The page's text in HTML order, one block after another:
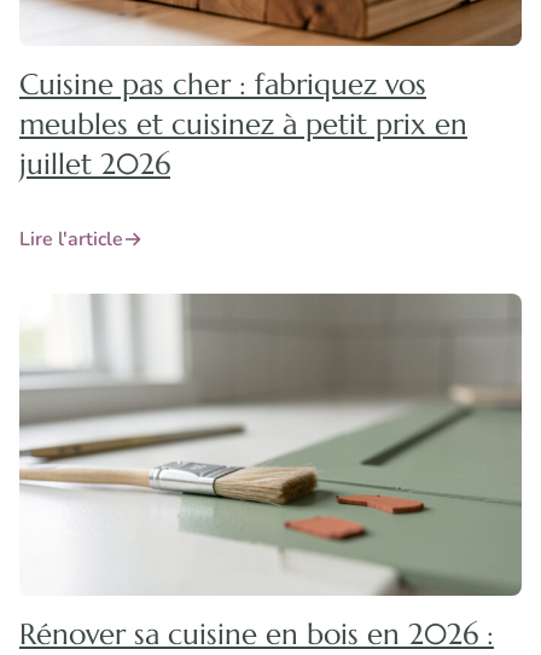
Cuisine pas cher : fabriquez vos
meubles et cuisinez à petit prix en
juillet 2026
Lire l'article
Rénover sa cuisine en bois en 2026 :